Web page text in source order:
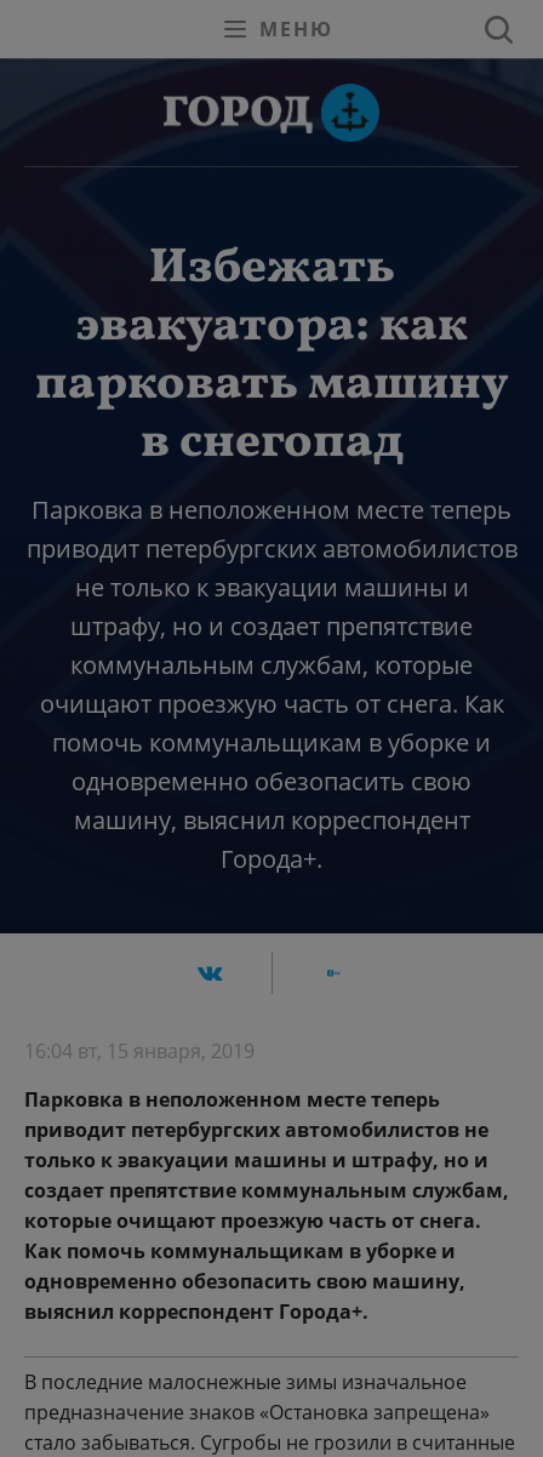
МЕНЮ
Избежать
эвакуатора: как
парковать машину
в снегопад
Парковка в неположенном месте теперь
приводит петербургских автомобилистов
не только к эвакуации машины и
штрафу, но и создает препятствие
коммунальным службам, которые
очищают проезжую часть от снега. Как
помочь коммунальщикам в уборке и
одновременно обезопасить свою
машину, выяснил корреспондент
Города+.
16:04 вт, 15 января, 2019
Парковка в неположенном месте теперь
приводит петербургских автомобилистов не
только к эвакуации машины и штрафу, но и
создает препятствие коммунальным службам,
которые очищают проезжую часть от снега.
Как помочь коммунальщикам в уборке и
одновременно обезопасить свою машину,
выяснил корреспондент Города+.
В последние малоснежные зимы изначальное
предназначение знаков «Остановка запрещена»
стало забываться. Сугробы не грозили в считанные